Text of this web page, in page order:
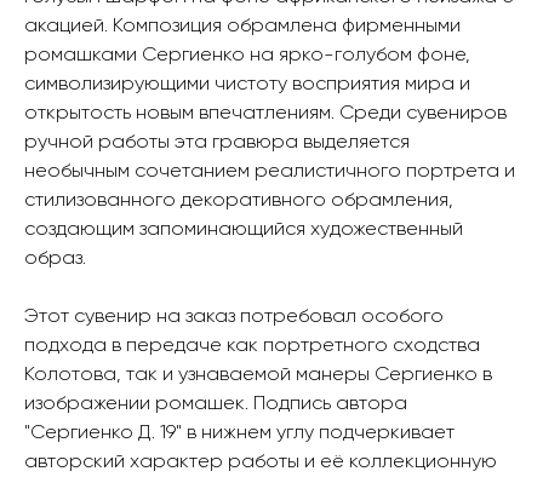
акацией. Композиция обрамлена фирменными
ромашками Сергиенко на ярко-голубом фоне,
символизирующими чистоту восприятия мира и
открытость новым впечатлениям. Среди сувениров
ручной работы эта гравюра выделяется
необычным сочетанием реалистичного портрета и
стилизованного декоративного обрамления,
создающим запоминающийся художественный
образ.
Этот сувенир на заказ потребовал особого
подхода в передаче как портретного сходства
Колотова, так и узнаваемой манеры Сергиенко в
изображении ромашек. Подпись автора
"Сергиенко Д. 19" в нижнем углу подчеркивает
авторский характер работы и её коллекционную